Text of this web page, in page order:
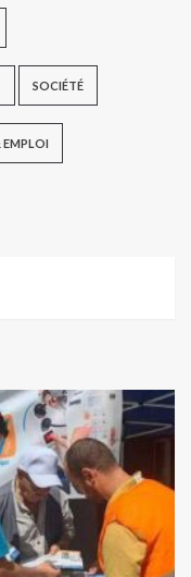
SOCIÉTÉ
EMPLOI